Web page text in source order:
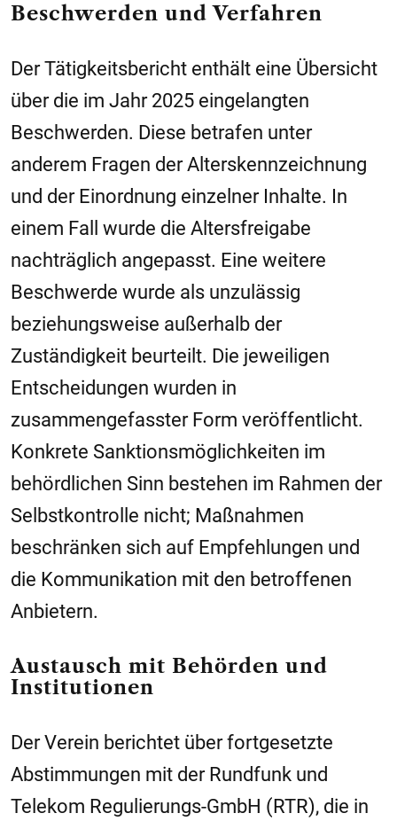
Beschwerden und Verfahren
Der Tätigkeitsbericht enthält eine Übersicht
über die im Jahr 2025 eingelangten
Beschwerden. Diese betrafen unter
anderem Fragen der Alterskennzeichnung
und der Einordnung einzelner Inhalte. In
einem Fall wurde die Altersfreigabe
nachträglich angepasst. Eine weitere
Beschwerde wurde als unzulässig
beziehungsweise außerhalb der
Zuständigkeit beurteilt. Die jeweiligen
Entscheidungen wurden in
zusammengefasster Form veröffentlicht.
Konkrete Sanktionsmöglichkeiten im
behördlichen Sinn bestehen im Rahmen der
Selbstkontrolle nicht; Maßnahmen
beschränken sich auf Empfehlungen und
die Kommunikation mit den betroffenen
Anbietern.
Austausch mit Behörden und
Institutionen
Der Verein berichtet über fortgesetzte
Abstimmungen mit der Rundfunk und
Telekom Regulierungs-GmbH (RTR), die in